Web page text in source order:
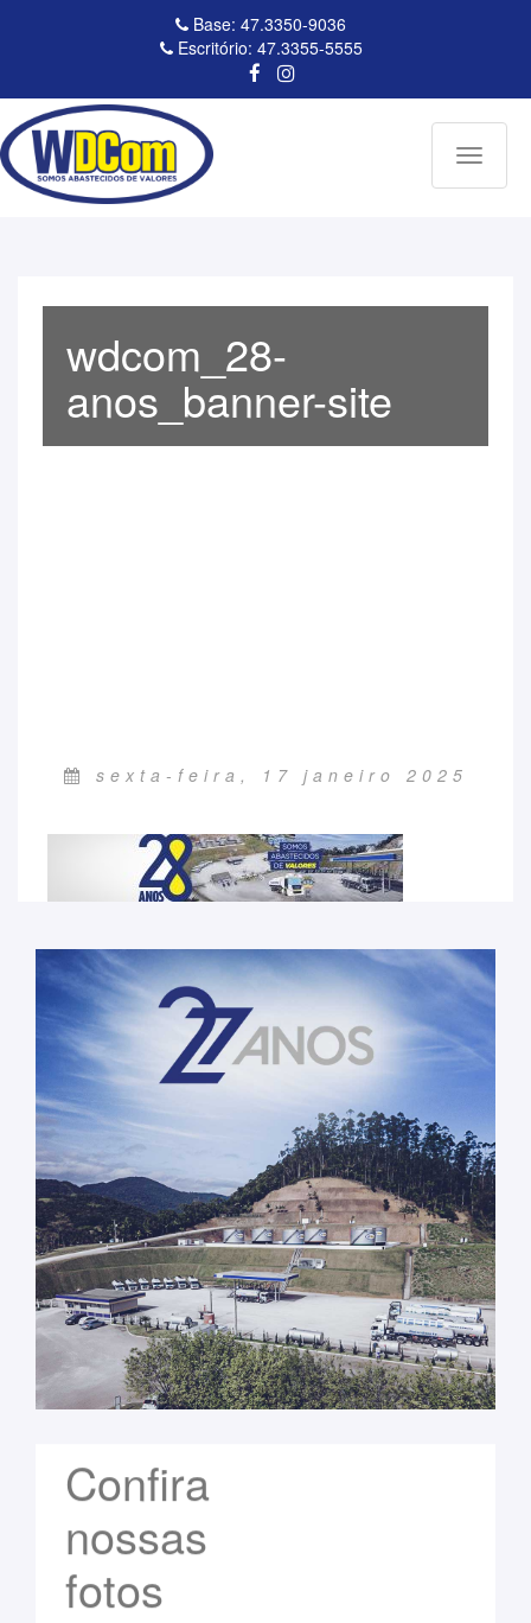
Base: 47.3350-9036
Escritório: 47.3355-5555
Toggle
wdcom_28-
anos_banner-site
sexta-feira, 17 janeiro 2025
Confira
nossas
fotos